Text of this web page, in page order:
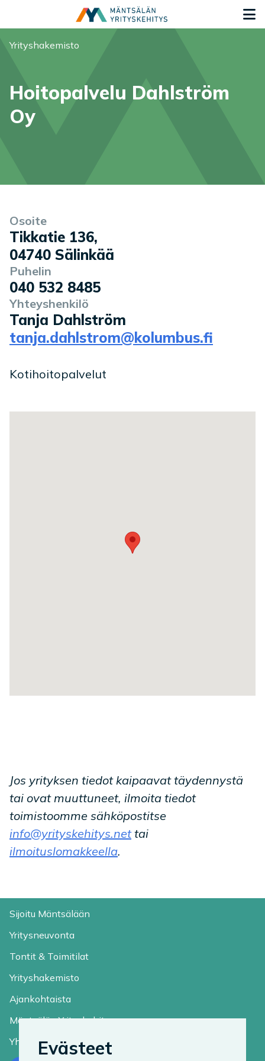
Olet tässä:
Yrityshakemisto
Hoitopalvelu Dahlström
Oy
Yrityksen tiedot
Osoite
Tikkatie 136,
04740 Sälinkää
Puhelin
040 532 8485
Yhteyshenkilö
Tanja Dahlström
tanja.dahlstrom@kolumbus.fi
Palvelukuvaus
Kotihoitopalvelut
Jos yrityksen tiedot kaipaavat täydennystä
tai ovat muuttuneet, ilmoita tiedot
toimistoomme sähköpostitse
info@yrityskehitys.nettai
ilmoituslomakkeella.
Sijoitu Mäntsälään
Yritysneuvonta
Tontit & Toimitilat
Yrityshakemisto
Ajankohtaista
Mäntsälän Yrityskehitys
YhteystiedotEvästeet